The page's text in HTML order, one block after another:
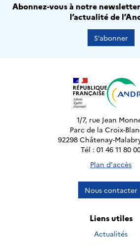
Abonnez-vous à notre
l’actualité de
S’abonner
1/7, rue Jean
Parc de la Croix-
92298 Châtenay-
Tél : 01 46 11 80
Plan d'accès
Nous contacter
Liens utiles
Actualités